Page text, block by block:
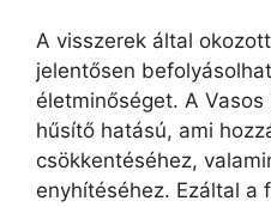
A visszerek által
jelentősen
életminőséget. A
hűsítő hatású, ami
csökkentéséhez,
enyhítéséhez. Ezáltal a